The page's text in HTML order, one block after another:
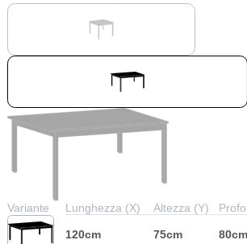
Variante Lunghezza (X) Altezza (Y)
120cm 75cm 80cm